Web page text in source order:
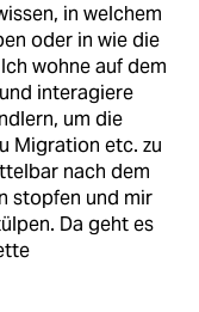
in welchem
oder in wie die
wohne auf dem
interagiere
um die
Migration etc. zu
nach dem
stopfen und mir
Da geht es